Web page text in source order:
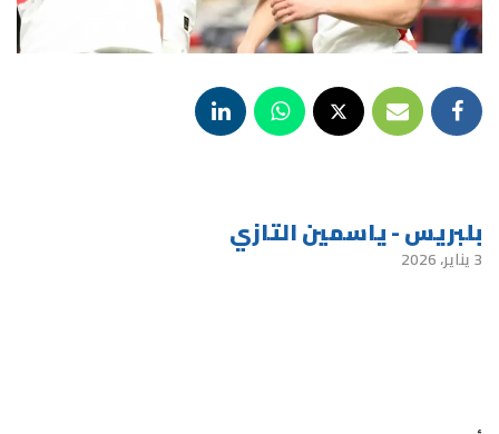
بلبريس - ياسمين التازي
3 يناير، 2026